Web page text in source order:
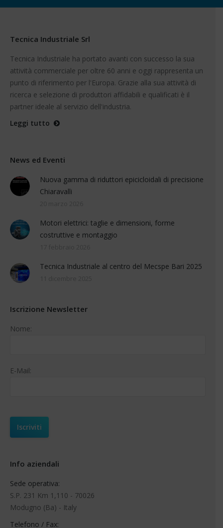
Tecnica Industriale Srl
Tecnica Industriale ha portato avanti con successo la sua
attività commerciale per oltre 60 anni e oggi rappresenta un
punto di riferimento per l'Europa. Grazie alla sua attività di
ricerca e selezione di produttori affidabili e qualificati è il
partner ideale al servizio dell'industria.
Leggi tutto
News ed Eventi
Nuova gamma di riduttori epicicloidali di precisione
Chiaravalli
Motori elettrici: taglie e dimensioni, forme
costruttive e montaggio
Tecnica Industriale al centro del Mecspe Bari 2025
Iscrizione Newsletter
Nome:
E-Mail:
Info aziendali
Sede operativa:
S.P. 231 Km 1,110 - 70026
Modugno (Ba) - Italy
Telefono / Fax: